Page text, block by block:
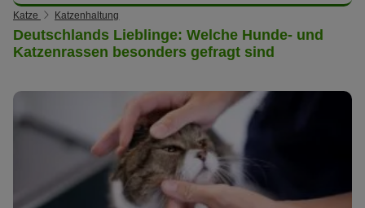
Katze Katzenhaltung
Deutschlands Lieblinge: Welche Hunde- und
Katzenrassen besonders gefragt sind